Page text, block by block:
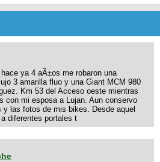
ya 4 aÃ±os me robaron una
3 amarilla fluo y una Giant MCM 980
Km 53 del Acceso oeste mientras
con mi esposa a Lujan. Aun conservo
y las fotos de mis bikes. Desde aquel
diferentes portales t